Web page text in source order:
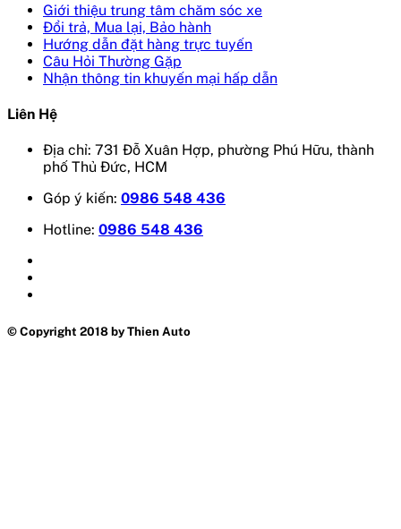
Giới thiệu trung tâm chăm sóc xe
Đổi trả, Mua lại, Bảo hành
Hướng dẫn đặt hàng trực tuyến
Câu Hỏi Thường Gặp
Nhận thông tin khuyến mại hấp dẫn
Liên Hệ
Địa chỉ: 731 Đỗ Xuân Hợp, phường Phú Hữu, thành
phố Thủ Đức, HCM
Góp ý kiến: 0986 548 436
Hotline: 0986 548 436
© Copyright 2018 by Thien Auto